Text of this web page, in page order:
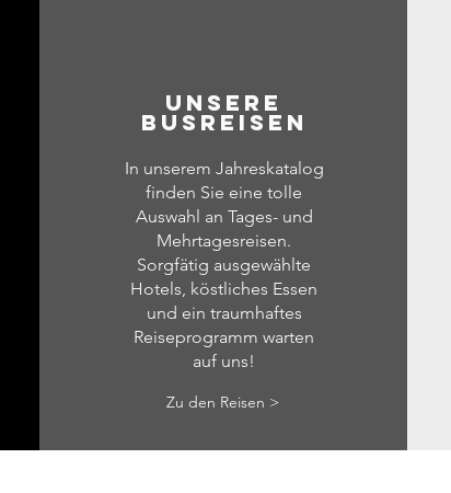
Unsere
BUSREISEN
In unserem Jahreskatalog
finden Sie eine tolle
Auswahl an Tages- und
Mehrtagesreisen.
Sorgfätig ausgewählte
Hotels, köstliches Essen
und ein traumhaftes
Reiseprogramm warten
auf uns!
Zu den Reisen >